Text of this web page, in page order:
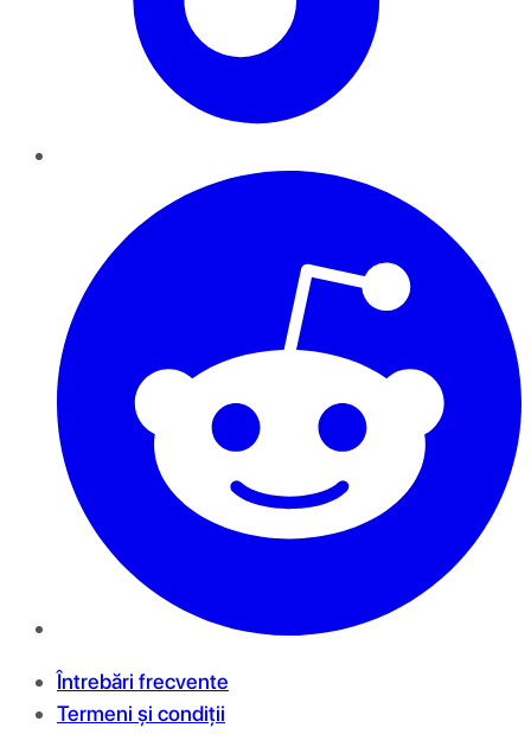
Întrebări frecvente
Termeni și condiții